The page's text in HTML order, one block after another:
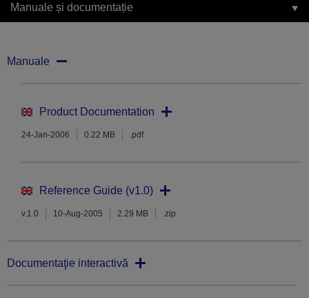
Manuale și documentație
Manuale
Product Documentation
24-Jan-2006 0.22 MB .pdf
Reference Guide (v1.0)
v.1.0 10-Aug-2005 2.29 MB .zip
Documentaţie interactivă